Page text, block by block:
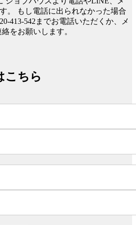
。
もし電話に出られなかった場合
413-542までお電話いただくか、メ
をお願いします。
こちら